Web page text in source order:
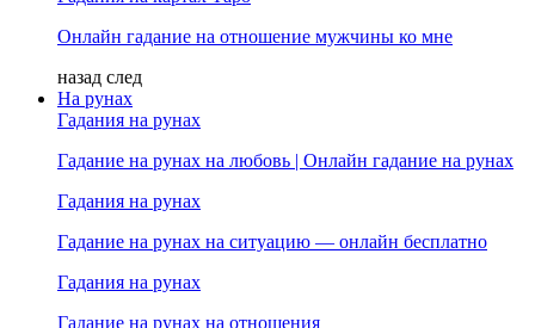
Онлайн гадание на отношение мужчины ко мне
назад след
На рунах
Гадания на рунах
Гадание на рунах на любовь | Онлайн гадание на рунах
Гадания на рунах
Гадание на рунах на ситуацию — онлайн бесплатно
Гадания на рунах
Гадание на рунах на отношения